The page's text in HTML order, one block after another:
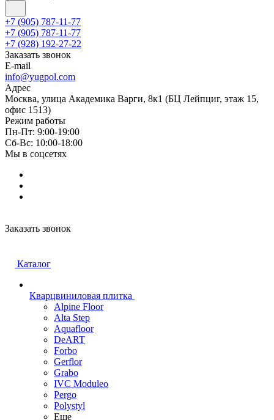
+7 (905) 787-11-77
+7 (905) 787-11-77
+7 (928) 192-27-22
Заказать звонок
E-mail
info@yugpol.com
Адрес
Москва, улица Академика Варги, 8к1 (БЦ Лейпциг, этаж 15,
офис 1513)
Режим работы
Пн-Пт: 9:00-19:00
Cб-Вс: 10:00-18:00
Мы в соцсетях
Заказать звонок
Каталог
Кварцвиниловая плитка
Alpine Floor
Alta Step
Aquafloor
DeART
Forbo
Gerflor
Grabo
IVC Moduleo
Pergo
Polystyl
Еще